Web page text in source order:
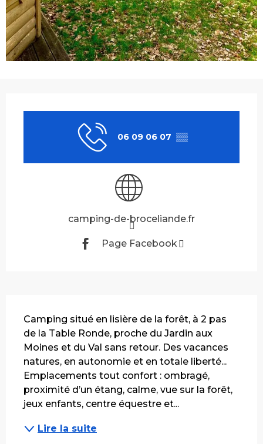
06 09 06 07 ▒▒
camping-de-broceliande.fr
Page Facebook
Camping situé en lisière de la forêt, à 2 pas
de la Table Ronde, proche du Jardin aux
Moines et du Val sans retour. Des vacances
natures, en autonomie et en totale liberté...
Emplacements tout confort : ombragé,
proximité d’un étang, calme, vue sur la forêt,
jeux enfants, centre équestre et...
Lire la suite